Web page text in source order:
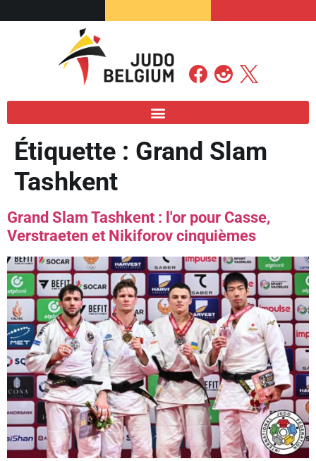
Étiquette : Grand Slam
Tashkent
Grand Slam Tashkent : l'or pour Casse,
Verstraeten et Nikiforov cinquièmes